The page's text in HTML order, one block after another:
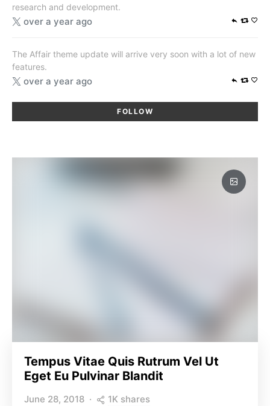
research and development.
over a year ago
The Affair theme update will arrive very soon with a lot of new
features.
over a year ago
FOLLOW
Tempus Vitae Quis Rutrum Vel Ut
Eget Eu Pulvinar Blandit
June 28, 2018 1K shares